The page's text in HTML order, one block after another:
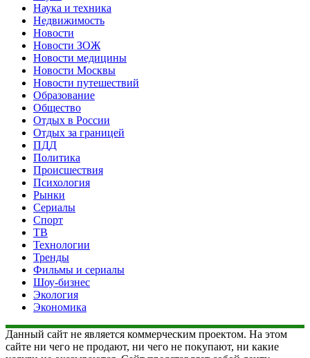
Наука и техника
Недвижимость
Новости
Новости ЗОЖ
Новости медицины
Новости Москвы
Новости путешествий
Образование
Общество
Отдых в России
Отдых за границей
ПДД
Политика
Происшествия
Психология
Рынки
Сериалы
Спорт
ТВ
Технологии
Тренды
Фильмы и сериалы
Шоу-бизнес
Экология
Экономика
Данный сайт не является коммерческим проектом. На этом
сайте ни чего не продают, ни чего не покупают, ни какие